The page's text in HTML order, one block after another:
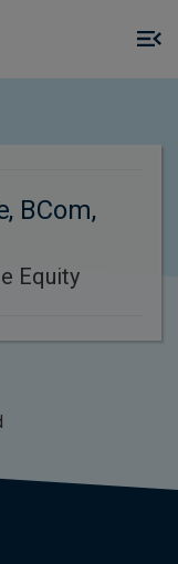
BCom,
Equity